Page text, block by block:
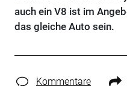
auch ein V8 ist im
das gleiche Auto sein.
Kommentare